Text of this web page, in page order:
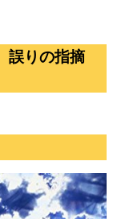
誤りの指摘